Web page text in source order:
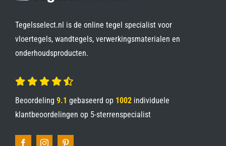
Tegelsselect.nl is de online tegel specialist voor
vloertegels, wandtegels, verwerkingsmaterialen en
onderhoudsproducten.
Beoordeling 9.1 gebaseerd op 1002individuele
klantbeoordelingen op 5-sterrenspecialist